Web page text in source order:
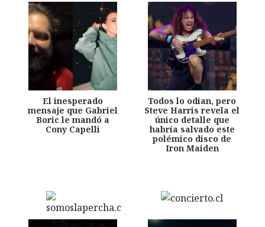
El inesperado
mensaje que Gabriel
Boric le mandó a
Cony Capelli
Todos lo odian, pero
Steve Harris revela el
único detalle que
habría salvado este
polémico disco de
Iron Maiden